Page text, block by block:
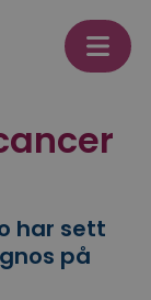
har sett
på